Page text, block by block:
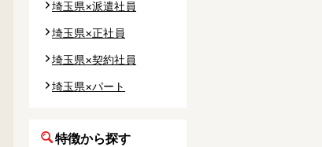
埼玉県×派遣社員
埼玉県×正社員
埼玉県×契約社員
埼玉県×パート
特徴から探す